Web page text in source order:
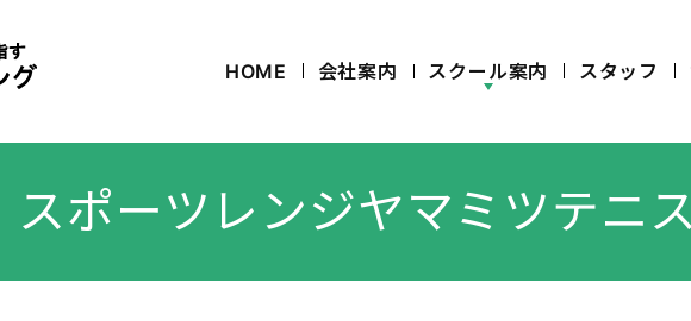
HOME 会社案内 スクール案内 スタッフ
スポーツレンジヤマミツテニ